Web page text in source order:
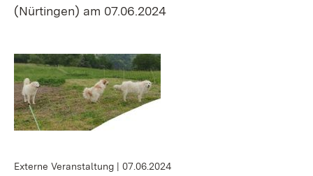
(Nürtingen) am 07.06.2024
Externe Veranstaltung 07.06.2024